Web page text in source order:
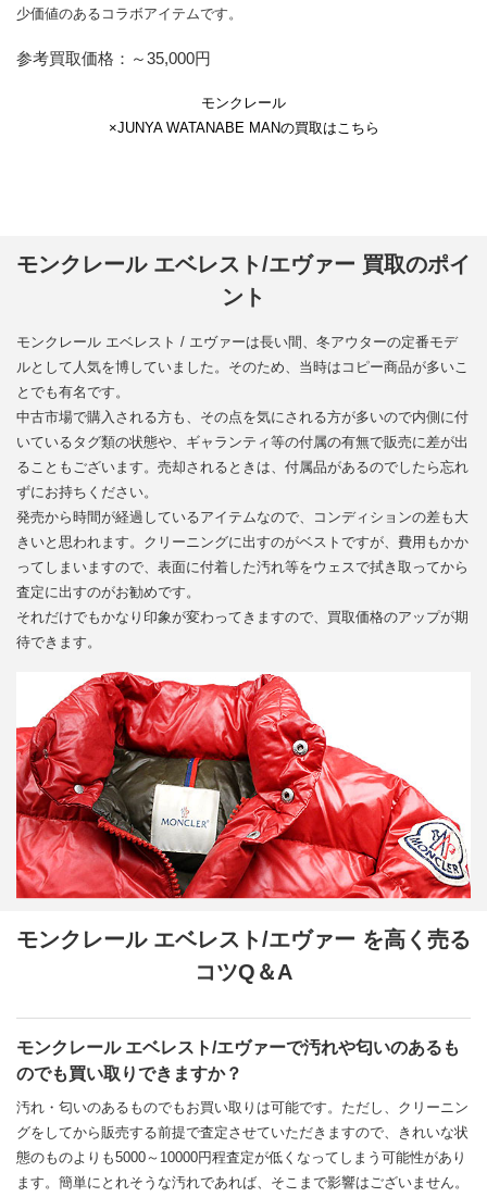
少価値のあるコラボアイテムです。
参考買取価格：～35,000円
モンクレール
×JUNYA WATANABE MANの買取はこちら
モンクレール エベレスト/エヴァー 買取のポイ
ント
モンクレール エベレスト / エヴァーは長い間、冬アウターの定番モデ
ルとして人気を博していました。そのため、当時はコピー商品が多いこ
とでも有名です。
中古市場で購入される方も、その点を気にされる方が多いので内側に付
いているタグ類の状態や、ギャランティ等の付属の有無で販売に差が出
ることもございます。売却されるときは、付属品があるのでしたら忘れ
ずにお持ちください。
発売から時間が経過しているアイテムなので、コンディションの差も大
きいと思われます。クリーニングに出すのがベストですが、費用もかか
ってしまいますので、表面に付着した汚れ等をウェスで拭き取ってから
査定に出すのがお勧めです。
それだけでもかなり印象が変わってきますので、買取価格のアップが期
待できます。
モンクレール エベレスト/エヴァー を高く売る
コツQ＆A
モンクレール エベレスト/エヴァーで汚れや匂いのあるも
のでも買い取りできますか？
汚れ・匂いのあるものでもお買い取りは可能です。ただし、クリーニン
グをしてから販売する前提で査定させていただきますので、きれいな状
態のものよりも5000～10000円程査定が低くなってしまう可能性があり
ます。簡単にとれそうな汚れであれば、そこまで影響はございません。